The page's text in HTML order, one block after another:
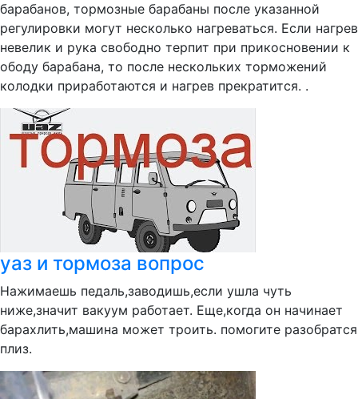
барабанов, тормозные барабаны после указанной
регулировки могут несколько нагреваться. Если нагрев
невелик и рука свободно терпит при прикосновении к
ободу барабана, то после нескольких торможений
колодки приработаются и нагрев прекратится. .
уаз и тормоза вопрос
Нажимаешь педаль,заводишь,если ушла чуть
ниже,значит вакуум работает. Еще,когда он начинает
барахлить,машина может троить. помогите разобратся
плиз.